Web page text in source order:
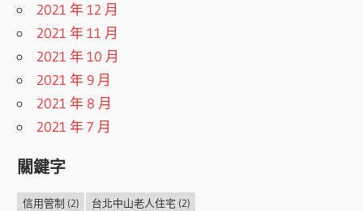
2021 年 12 月
2021 年 11 月
2021 年 10 月
2021 年 9 月
2021 年 8 月
2021 年 7 月
關鍵字
信用管制 (2) 台北中山老人住宅 (2)